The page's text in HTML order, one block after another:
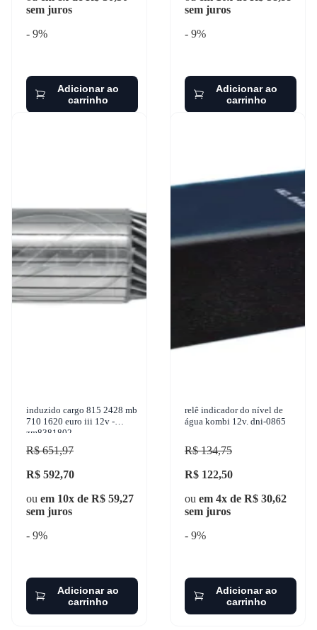
sem juros
- 9%
Adicionar ao
carrinho
sem juros
- 9%
Adicionar ao
carrinho
induzido cargo 815 2428 mb
710 1620 euro iii 12v -
zm8381802
R$ 651,97
R$ 592,70
ou em 10x de R$ 59,27
sem juros
- 9%
Adicionar ao
carrinho
relê indicador do nível de
água kombi 12v. dni-0865
R$ 134,75
R$ 122,50
ou em 4x de R$ 30,62
sem juros
- 9%
Adicionar ao
carrinho